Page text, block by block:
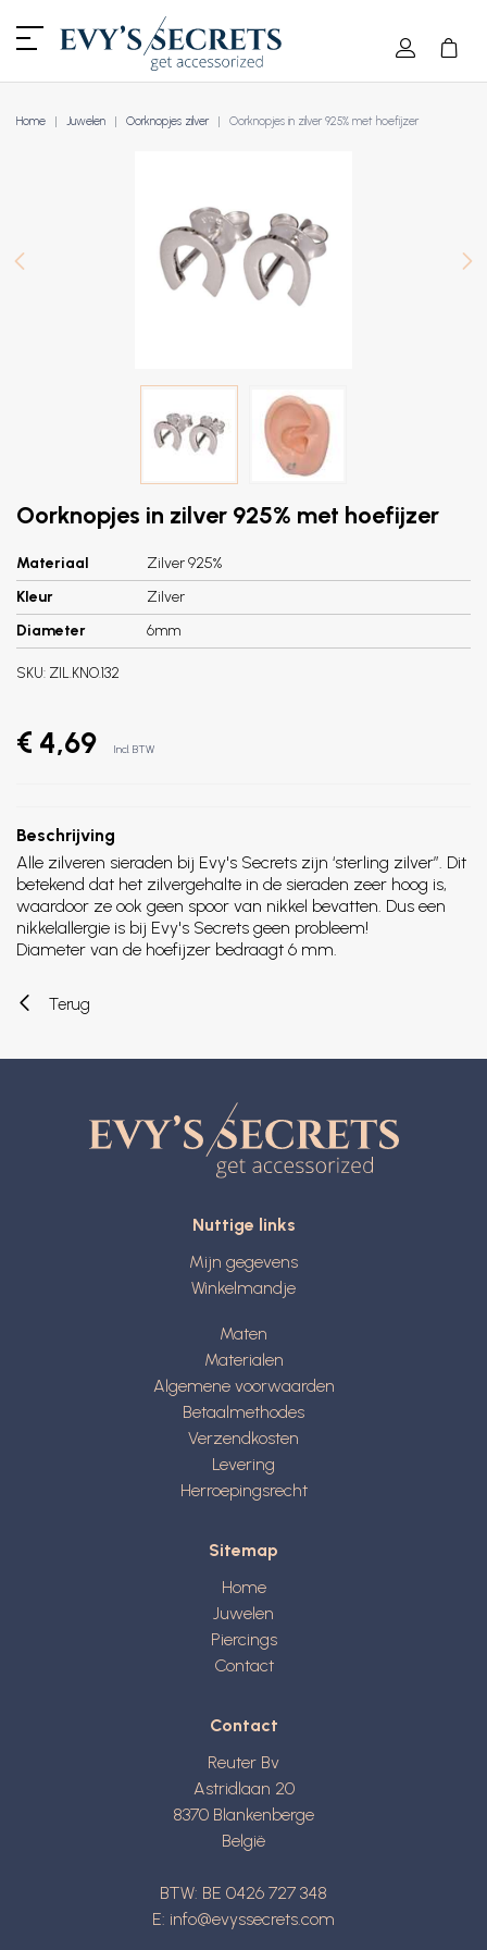
Home Juwelen Oorknopjes zilver Oorknopjes in zilver 925% met hoefijzer
Oorknopjes in zilver 925% met hoefijzer
Materiaal
Zilver 925%
Kleur
Zilver
Diameter
6mm
SKU: ZIL.KNO.132
€ 4,69 Incl. BTW
Beschrijving
Alle zilveren sieraden bij Evy's Secrets zijn ‘sterling zilver”. Dit
betekend dat het zilvergehalte in de sieraden zeer hoog is,
waardoor ze ook geen spoor van nikkel bevatten. Dus een
nikkelallergie is bij Evy's Secrets geen probleem!
Diameter van de hoefijzer bedraagt 6 mm.
Terug
Nuttige links
Mijn gegevens
Winkelmandje
Maten
Materialen
Algemene voorwaarden
Betaalmethodes
Verzendkosten
Levering
Herroepingsrecht
Sitemap
Home
Juwelen
Piercings
Contact
Contact
Reuter Bv
Astridlaan 20
8370 Blankenberge
België
BTW: BE 0426 727 348
E: info@evyssecrets.com